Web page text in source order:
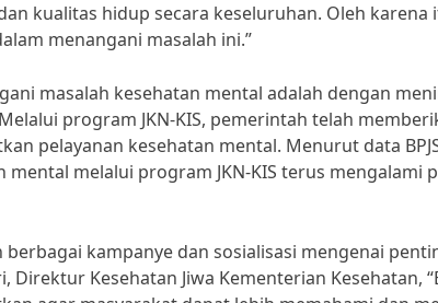
kualitas hidup secara keseluruhan. Oleh karena
menangani masalah ini.”
masalah kesehatan mental adalah dengan
program JKN-KIS, pemerintah telah
pelayanan kesehatan mental. Menurut data
melalui program JKN-KIS terus mengalami
kampanye dan sosialisasi mengenai
Kesehatan Jiwa Kementerian Kesehatan,